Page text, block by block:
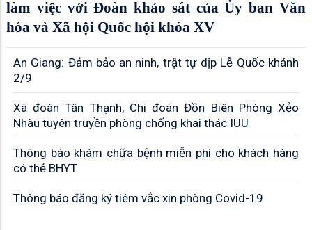
làm việc với Đoàn khảo sát của Ủy ban Văn
hóa và Xã hội Quốc hội khóa XV
An Giang: Đảm bảo an ninh, trật tự dịp Lễ Quốc khánh
2/9
Xã đoàn Tân Thạnh, Chi đoàn Đồn Biên Phòng Xẻo
Nhàu tuyên truyền phòng chống khai thác IUU
Thông báo khám chữa bệnh miễn phí cho khách hàng
có thẻ BHYT
Thông báo đăng ký tiêm vắc xin phòng Covid-19